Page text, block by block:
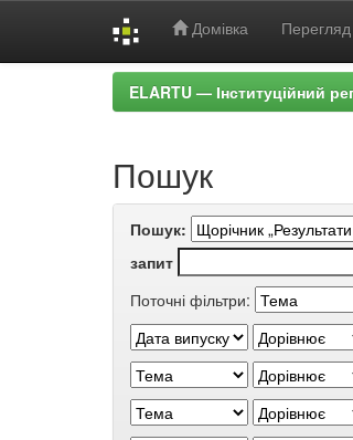
Домівка Перегляд
ELARTU — Інституційний
Пошук
Пошук:
запит
Поточні фільтри: